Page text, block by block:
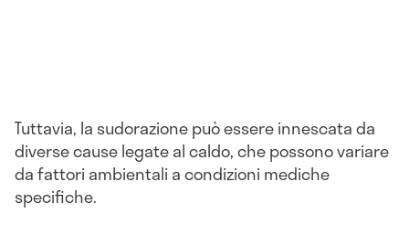
Tuttavia, la sudorazione può essere innescata da
diverse cause legate al caldo, che possono variare
da fattori ambientali a condizioni mediche
specifiche.